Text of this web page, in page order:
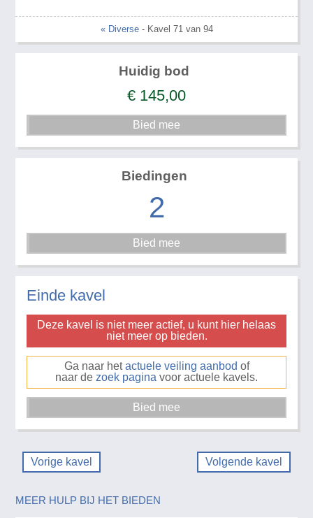
« Diverse- Kavel 71 van 94
Huidig bod
€ 145,00
Biedingen
2
Einde kavel
Deze kavel is niet meer actief, u kunt hier helaas
niet meer op bieden.
Ga naar hetactuele veiling aanbod of
naar de zoek pagina voor actuele kavels.
Vorige kavel Volgende kavel
MEER HULP BIJ HET BIEDEN